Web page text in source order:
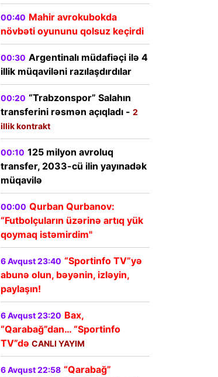
00:40 Mahir avrokubokda
növbəti oyununu qolsuz keçirdi
00:30 Argentinalı müdafiəçi ilə 4
illik müqaviləni razılaşdırdılar
00:20 “Trabzonspor” Salahın
transferini rəsmən açıqladı - 2
illik kontrakt
00:10 125 milyon avroluq
transfer, 2033-cü ilin yayınadək
müqavilə
00:00 Qurban Qurbanov:
“Futbolçuların üzərinə artıq yük
qoymaq istəmirdim"
6 Avqust 23:40 “Sportinfo TV”yə
abunə olun, bəyənin, izləyin,
paylaşın!
6 Avqust 23:20 Bax,
“Qarabağ”dan… “Sportinfo
TV”də CANLI YAYIM
6 Avqust 22:58 “Qarabağ”